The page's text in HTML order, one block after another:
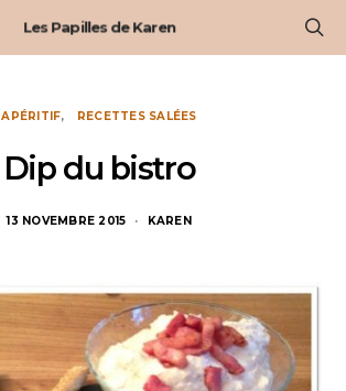
Les Papilles de Karen
APÉRITIF RECETTES SALÉES
Dip du bistro
13 NOVEMBRE 2015 KAREN